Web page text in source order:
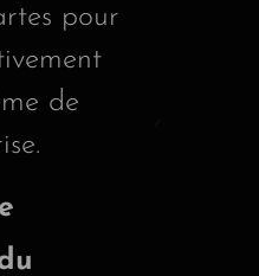
pour
de